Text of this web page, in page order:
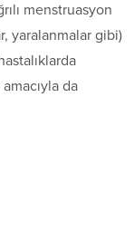
menstruasyon
yaralanmalar gibi)
da